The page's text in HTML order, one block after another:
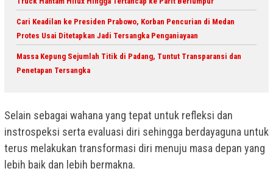
Cari Keadilan ke Presiden Prabowo, Korban Pencurian di Medan
Protes Usai Ditetapkan Jadi Tersangka Penganiayaan
Massa Kepung Sejumlah Titik di Padang, Tuntut Transparansi dan
Penetapan Tersangka
Selain sebagai wahana yang tepat untuk refleksi dan
instrospeksi serta evaluasi diri sehingga berdayaguna untuk
terus melakukan transformasi diri menuju masa depan yang
lebih baik dan lebih bermakna.